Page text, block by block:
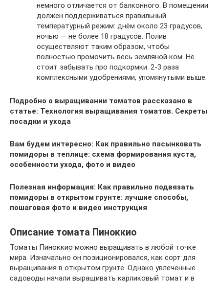
немного отличается от балконного. В помещении
должен поддерживаться правильный
температурный режим: днём около 23 градусов,
ночью — не более 18 градусов. Полив
осуществляют таким образом, чтобы
полностью промочить весь земляной ком. Не
стоит забывать про подкормки. 2-3 раза
комплексными удобрениями, упомянутыми выше.
Подробно о выращивании томатов рассказано в
статье: Технология выращивания томатов. Секреты
посадки и ухода
Вам будем интересно: Как правильно пасынковать
помидоры в теплице: схема формирования куста,
особенности ухода, фото и видео
Полезная информация: Как правильно подвязать
помидоры в открытом грунте: лучшие способы,
пошаговая фото и видео инструкция
Описание томата Пиноккио
Томаты Пиноккио можно выращивать в любой точке
мира. Изначально он позиционировался, как сорт для
выращивания в открытом грунте. Однако увлеченные
садоводы начали выращивать карликовый томат и в